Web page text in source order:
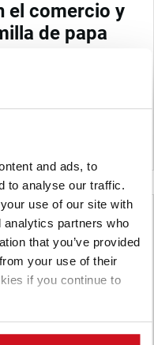
and ads, to
to analyse our traffic.
use of our site with
partners who
that you’ve provided
your use of their
if you continue to
el comercio y
de papa
y Chile por nieve
varados y
las exportaciones
y Brasil.